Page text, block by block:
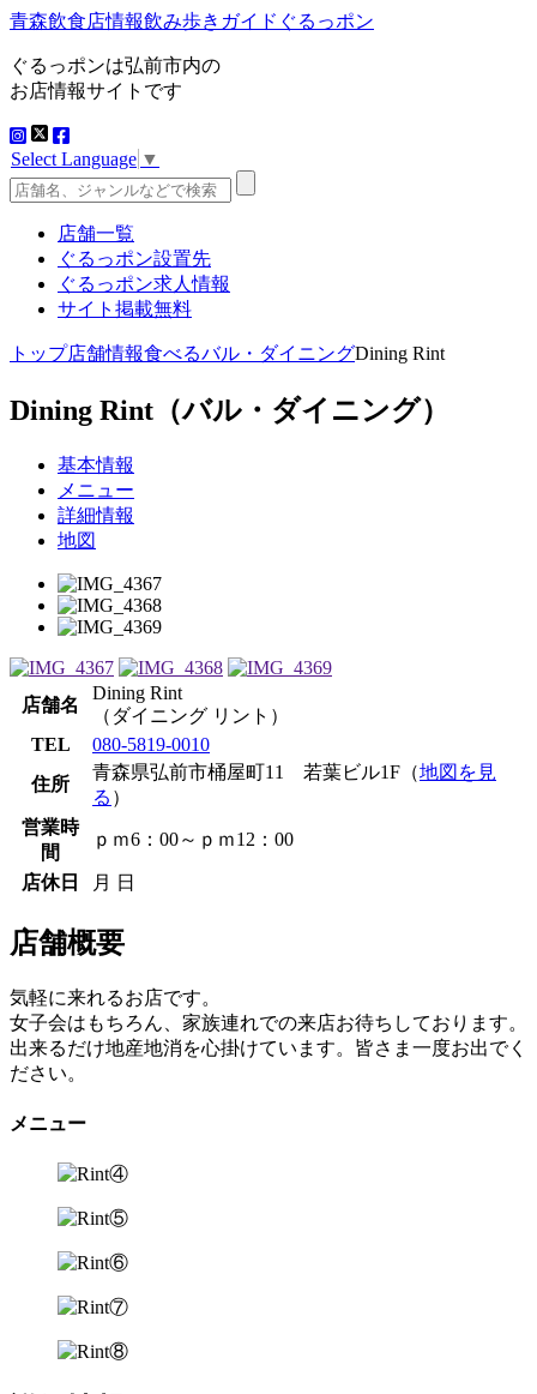
青森飲食店情報飲み歩きガイドぐるっポン
ぐるっポンは弘前市内の
お店情報サイトです
Select Language ▼
店舗一覧
ぐるっポン設置先
ぐるっポン求人情報
サイト掲載無料
トップ店舗情報食べるバル・ダイニングDining Rint
Dining Rint （バル・ダイニング）
基本情報
メニュー
詳細情報
地図
店舗名
Dining Rint
（ダイニング リント）
TEL
080-5819-0010
住所
青森県弘前市桶屋町11 若葉ビル1F（地図を見
る ）
営業時
間
ｐｍ6：00～ｐｍ12：00
店休日 月 日
店舗概要
気軽に来れるお店です。
女子会はもちろん、家族連れでの来店お待ちしております。
出来るだけ地産地消を心掛けています。皆さま一度お出でく
ださい。
メニュー